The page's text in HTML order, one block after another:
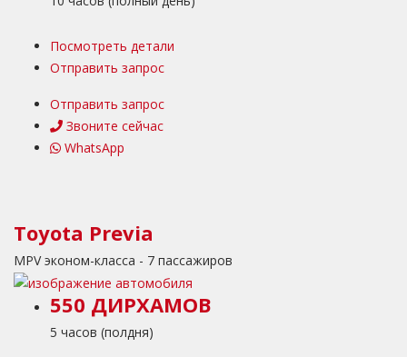
Посмотреть детали
Отправить запрос
Отправить запрос
Звоните сейчас
WhatsApp
Toyota Previa
MPV эконом-класса - 7 пассажиров
550 ДИРХАМОВ
5 часов (полдня)